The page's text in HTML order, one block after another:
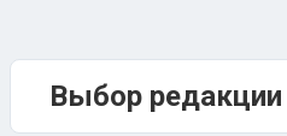
Выбор редакции